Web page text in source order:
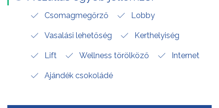
Csomagmegőrző Lobby
Vasalási lehetőség Kerthelyiség
Lift Wellness törölköző Internet
Ajándék csokoládé